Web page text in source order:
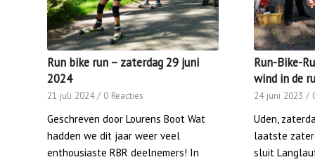
Run bike run – zaterdag 29 juni
2024
21 juli 2024 / 0 Reacties
Geschreven door Lourens Boot Wat
hadden we dit jaar weer veel
enthousiaste RBR deelnemers! In
Run-Bike-
wind in de
24 juni 2023 /
Uden,
laatste
sluit